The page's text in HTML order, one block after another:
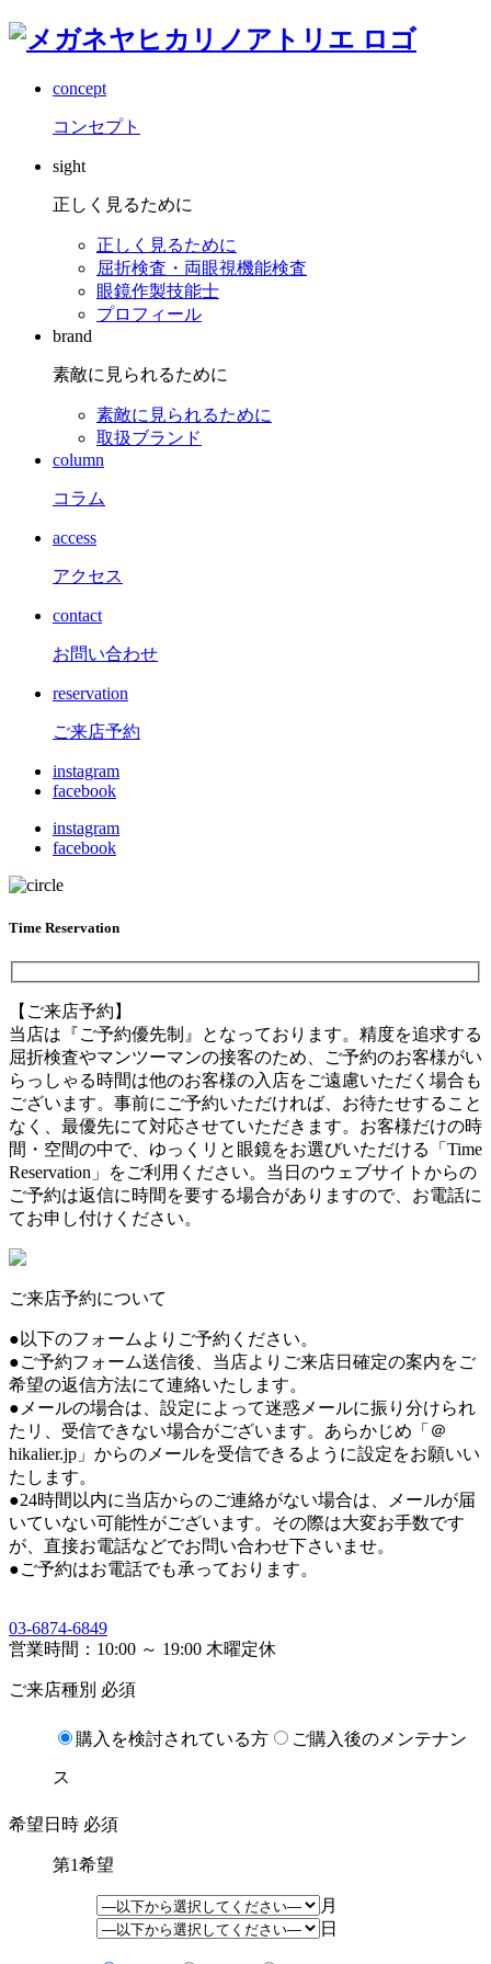
concept
コンセプト
sight
正しく見るために
正しく見るために
屈折検査・両眼視機能検査
眼鏡作製技能士
プロフィール
brand
素敵に見られるために
素敵に見られるために
取扱ブランド
column
コラム
access
アクセス
contact
お問い合わせ
reservation
ご来店予約
instagram
facebook
instagram
facebook
Time Reservation
【ご来店予約】
当店は『ご予約優先制』となっております。精度を追求する
屈折検査やマンツーマンの接客のため、ご予約のお客様がい
らっしゃる時間は他のお客様の入店をご遠慮いただく場合も
ございます。事前にご予約いただければ、お待たせすること
なく、最優先にて対応させていただきます。お客様だけの時
間・空間の中で、ゆっくリと眼鏡をお選びいただける「Time
Reservation」をご利用ください。当日のウェブサイトからの
ご予約は返信に時間を要する場合がありますので、お電話に
てお申し付けください。
ご来店予約について
●以下のフォームよりご予約ください。
●ご予約フォーム送信後、当店よりご来店日確定の案内をご
希望の返信方法にて連絡いたします。
●メールの場合は、設定によって迷惑メールに振り分けられ
たリ、受信できない場合がございます。あらかじめ「＠
hikalier.jp」からのメールを受信できるように設定をお願いい
たします。
●24時間以内に当店からのご連絡がない場合は、メールが届
いていない可能性がございます。その際は大変お手数です
が、直接お電話などでお問い合わせ下さいませ。
●ご予約はお電話でも承っております。
03-6874-6849
営業時間：10:00 ～ 19:00 木曜定休
ご来店種別 必須
購入を検討されている方 ご購入後のメンテナン
ス
希望日時 必須
第1希望
月
日